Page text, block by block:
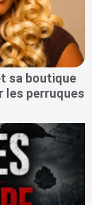
sa boutique
les perruques